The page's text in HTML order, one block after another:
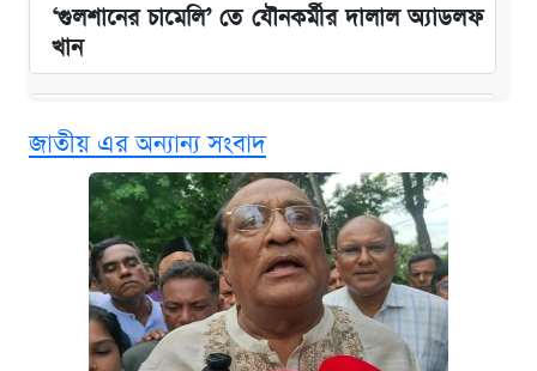
‘গুলশানের চামেলি’ তে যৌনকর্মীর দালাল অ্যাডলফ
খান
দাম ও ফিচার
কবে শুরু হচ্ছে ঢাবির ভর্তি আবেদন, জানাল কর্তৃপক্ষ
নবম জাতীয় পে-স্কেল নিয়ে সর্বশেষ যা জানা গেল
আজকের বাজারে স্বর্ণ-রুপার দাম (৫ আগস্ট)
জাতীয় এর অন্যান্য সংবাদ